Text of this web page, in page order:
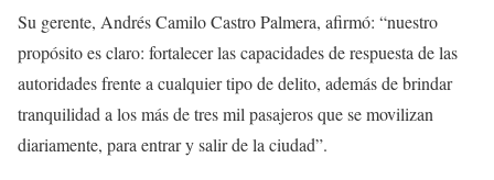
Su gerente, Andrés Camilo Castro Palmera, afirmó: “nuestro
propósito es claro: fortalecer las capacidades de respuesta de las
autoridades frente a cualquier tipo de delito, además de brindar
tranquilidad a los más de tres mil pasajeros que se movilizan
diariamente, para entrar y salir de la ciudad”.